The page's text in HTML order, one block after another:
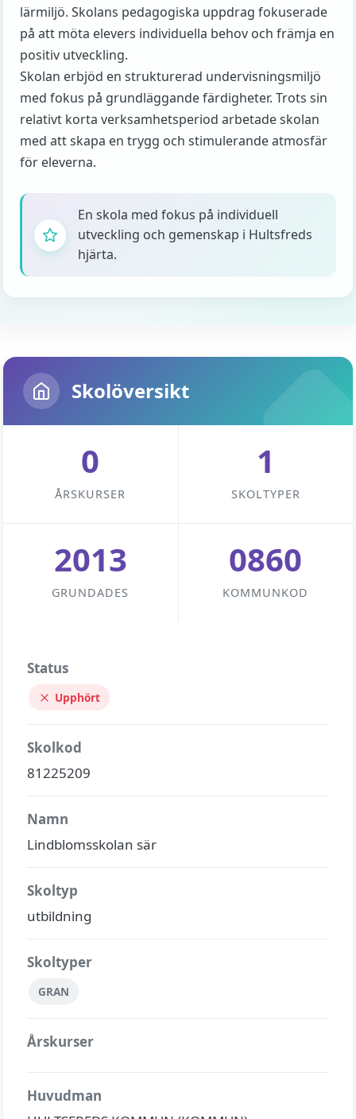
lärmiljö. Skolans pedagogiska uppdrag fokuserade
på att möta elevers individuella behov och främja en
positiv utveckling.
Skolan erbjöd en strukturerad undervisningsmiljö
med fokus på grundläggande färdigheter. Trots sin
relativt korta verksamhetsperiod arbetade skolan
med att skapa en trygg och stimulerande atmosfär
för eleverna.
En skola med fokus på individuell
utveckling och gemenskap i Hultsfreds
hjärta.
Skolöversikt
0
ÅRSKURSER
1
SKOLTYPER
2013
GRUNDADES
0860
KOMMUNKOD
Status
Upphört
Skolkod
81225209
Namn
Lindblomsskolan sär
Skoltyp
utbildning
Skoltyper
GRAN
Årskurser
Huvudman